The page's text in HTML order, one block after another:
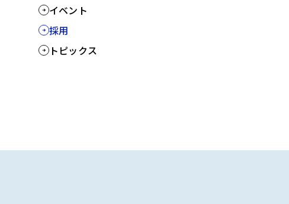
イベント
採用
トピックス